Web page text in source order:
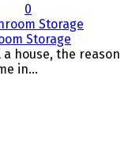
0
Storage
house, the reason
in...